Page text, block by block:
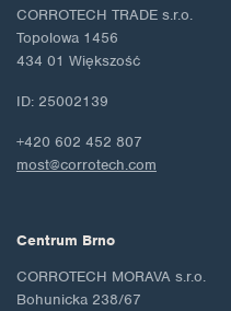
CORROTECH TRADE s.r.o.
Topolowa 1456
434 01 Większość
ID: 25002139
+420 602 452 807
most@corrotech.com
Centrum Brno
CORROTECH MORAVA s.r.o.
Bohunicka 238/67